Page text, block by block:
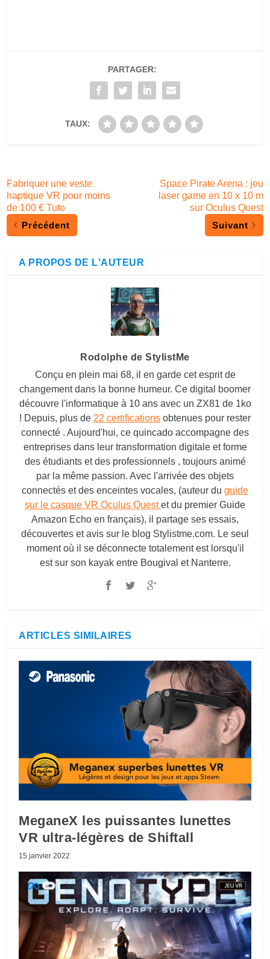
PARTAGER:
TAUX:
Fabriquer une veste
haptique VR pour moins
de 100 € Tuto
Précédent
Space Pirate Arena : jeu
laser game en 10 x 10 m
sur Oculus Quest
Suivant
A PROPOS DE L'AUTEUR
Rodolphe de StylistMe
Conçu en plein mai 68, il en garde cet esprit de
changement dans la bonne humeur. Ce digital boomer
découvre l'informatique à 10 ans avec un ZX81 de 1ko
! Depuis, plus de 22 certifications obtenues pour rester
connecté . Aujourd'hui, ce quincado accompagne des
entreprises dans leur transformation digitale et forme
des étudiants et des professionnels , toujours animé
par la même passion. Avec l'arrivée des objets
connectés et des enceintes vocales, (auteur du guide
sur le casque VR Oculus Questet du premier Guide
Amazon Echo en français), il partage ses essais,
découvertes et avis sur le blog Stylistme.com. Le seul
moment où il se déconnecte totalement est lorsqu'il
est sur son kayak entre Bougival et Nanterre.
ARTICLES SIMILAIRES
MeganeX les puissantes lunettes
VR ultra-légères de Shiftall
15 janvier 2022